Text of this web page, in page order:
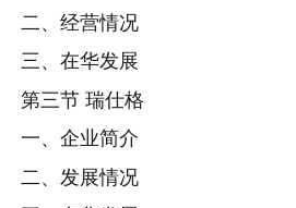
二、经营情况
三、在华发展
第三节 瑞仕格
一、企业简介
二、发展情况